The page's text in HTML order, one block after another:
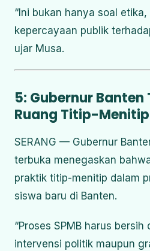
“Ini bukan hanya soal
kepercayaan publik
ujar Musa.
5: Gubernur Banten
Ruang Titip-Menitip
SERANG — Gubernur
terbuka menegaskan
praktik titip-menitip dalam
siswa baru di Banten.
“Proses SPMB harus bersih
intervensi politik maupun